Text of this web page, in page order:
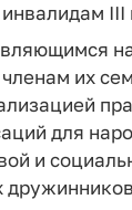
III
их
для
и